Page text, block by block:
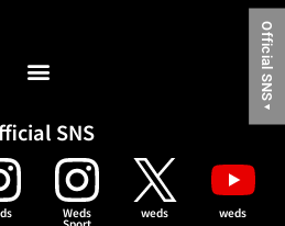
Official SNS
▼
SNS
Weds weds weds